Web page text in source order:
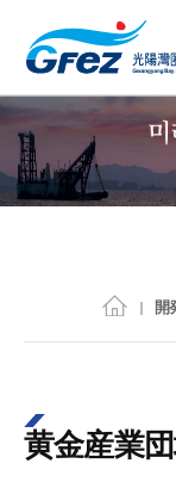
開
黄金産業